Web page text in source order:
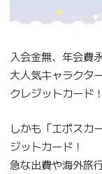
入会金無、年会費
大人気キャラクタ
クレジットカード！
しかも「エポスカ
ジットカード！
急な出費や海外旅